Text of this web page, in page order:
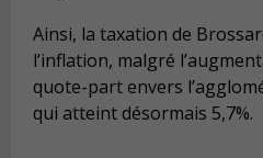
Ainsi, la taxation de
l’inflation, malgré
quote-part envers
qui atteint désormais 5,7%.